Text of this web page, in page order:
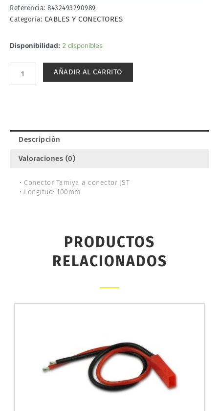
Referencia: 8432493290989
Categoría: CABLES Y CONECTORES
Disponibilidad: 2 disponibles
CABLE
cantidad
AÑADIR AL CARRITO
Descripción
Valoraciones (0)
• Conector Tamiya a conector JST
• Longitud: 100mm
PRODUCTOS
RELACIONADOS